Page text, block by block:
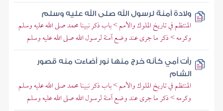
ولادة آمنة لرسول الله صلى الله عليه وسلم
المنتظم في تاريخ الملوك والأمم > باب ذكر نبينا محمد صلى الله عليه وسلم
وكرمه > ذكر ما جرى عند وضع آمنة لرسول الله صلى الله عليه وسلم
رأت أمي كأنه خرج منها نور أضاءت منه قصور
الشام
المنتظم في تاريخ الملوك والأمم > باب ذكر نبينا محمد صلى الله عليه وسلم
وكرمه > ذكر ما جرى عند وضع آمنة لرسول الله صلى الله عليه وسلم